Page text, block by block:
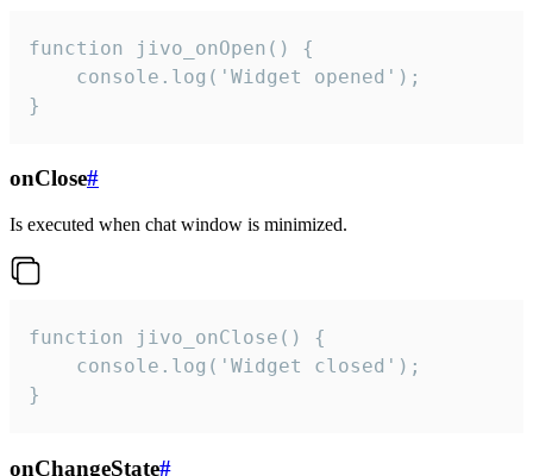
function jivo_onOpen() {
    console.log('Widget opened');
}
onClose#
Is executed when chat window is minimized.
function jivo_onClose() {
    console.log('Widget closed');
}
onChangeState#